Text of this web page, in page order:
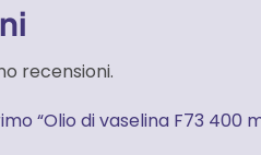
recensioni.
“Olio di vaselina F73 400